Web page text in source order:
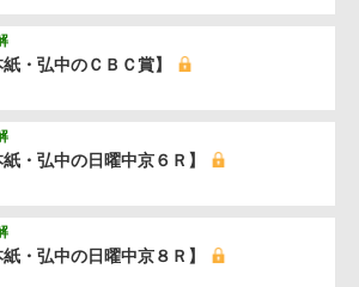
紙・弘中のＣＢＣ賞】
紙・弘中の日曜中京６Ｒ】
紙・弘中の日曜中京８Ｒ】